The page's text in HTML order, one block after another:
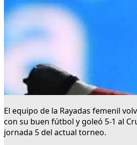
El equipo de la Rayadas femenil
con su buen fútbol y goleó 5-1 al
jornada 5 del actual torneo.